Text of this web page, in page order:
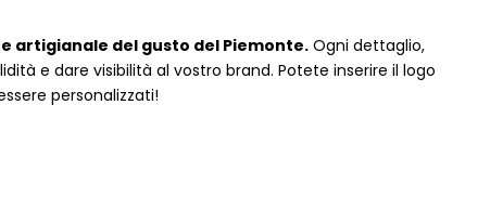
artigianale del gusto del Piemonte. Ogni dettaglio,
e dare visibilità al vostro brand. Potete inserire il logo
personalizzati!